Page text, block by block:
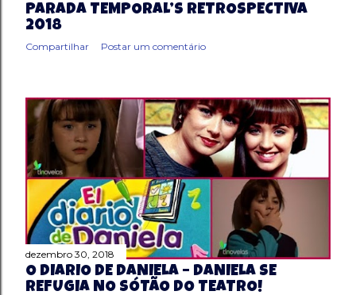
n
s
PARADA TEMPORAL’S RETROSPECTIVA
2018
Compartilhar Postar um comentário
dezembro 30, 2018
O DIÁRIO DE DANIELA – DANIELA SE
REFUGIA NO SÓTÃO DO TEATRO!